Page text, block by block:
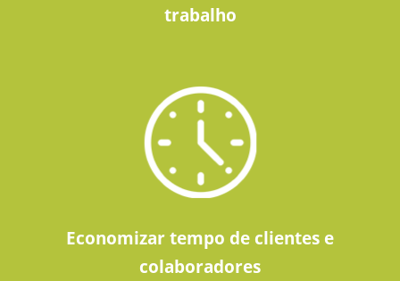
trabalho
Economizar tempo de clientes e
colaboradores